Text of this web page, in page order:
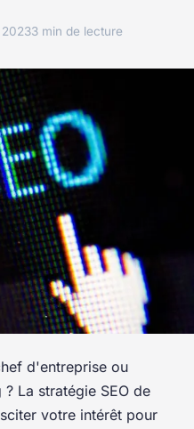
3 min de lecture
d'entreprise ou
La stratégie SEO de
votre intérêt pour